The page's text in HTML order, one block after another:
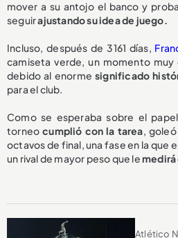
mover a su antojo el banco y
seguirajustando su idea de juego.
Incluso, después de 3161 días,
camiseta verde, un momento muy
debido al enorme significado
para el club.
Como se esperaba sobre el
torneocumplió con la tarea,
octavos de final, una fase en la que
un rival de mayor peso que lemedirá
Atlético